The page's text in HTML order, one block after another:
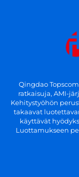
Qingdao
ratkaisuja, AMI-
Kehitystyöhön
takaavat
käyttävät
Luottamukseen